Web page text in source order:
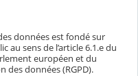
données est fondé sur
au sens de l’article 6.1.e du
européen et du
des données (RGPD).